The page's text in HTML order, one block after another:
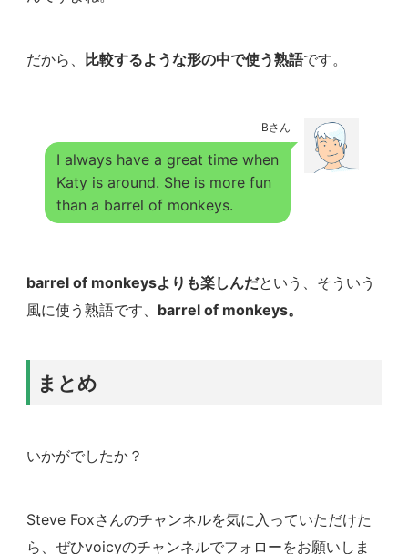
だから、 比較するような形の中で使う熟語です。
Bさん
I always have a great time when
Katy is around. She is more fun
than a barrel of monkeys.
barrel of monkeysよりも楽しんだという、そういう
風に使う熟語です、 barrel of monkeys。
まとめ
いかがでしたか？
Steve Foxさんのチャンネルを気に入っていただけた
ら、ぜひvoicyのチャンネルでフォローをお願いしま